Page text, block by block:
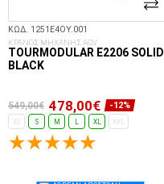
ΚΩΔ. 1251E4OY.001
ΚΡΑΝΟΣ ΜΗΧΑΝΗΣ AGV
TOURMODULAR E2206 SOLID
BLACK
549,00€ 478,00€ -12%
XS S M XL XXL